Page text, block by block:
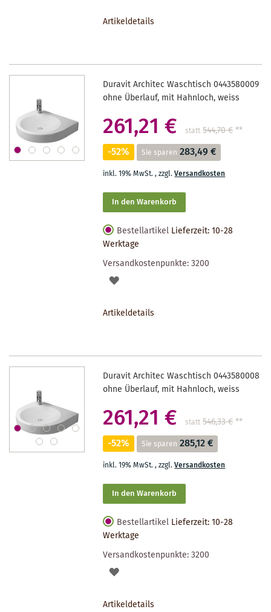
Artikeldetails
Duravit Architec Waschtisch 0443580009
ohne Überlauf, mit Hahnloch, weiss
261,21 € statt 544,70 €**
-52% Sie sparen 283,49 €
inkl. 19% MwSt.,zzgl.Versandkosten
In den Warenkorb
Bestellartikel Lieferzeit: 10-28
Werktage
Versandkostenpunkte:3200
AUF
Artikeldetails
Duravit Architec Waschtisch 0443580008
ohne Überlauf, mit Hahnloch, weiss
261,21 € statt 546,33 €**
-52% Sie sparen 285,12 €
inkl. 19% MwSt.,zzgl.Versandkosten
In den Warenkorb
Bestellartikel Lieferzeit: 10-28
Werktage
Versandkostenpunkte:3200
AUF
Artikeldetails